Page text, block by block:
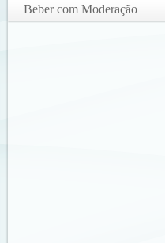
Beber com Moderação